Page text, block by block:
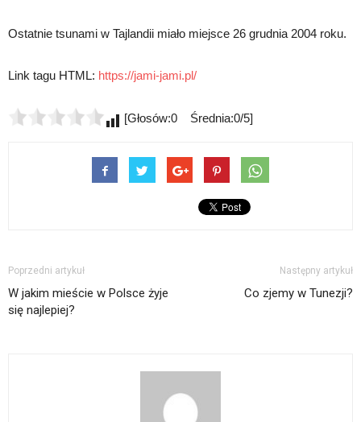
Ostatnie tsunami w Tajlandii miało miejsce 26 grudnia 2004 roku.
Link tagu HTML: https://jami-jami.pl/
[Głosów:0 Średnia:0/5]
Poprzedni artykuł
W jakim mieście w Polsce żyje
się najlepiej?
Następny artykuł
Co zjemy w Tunezji?